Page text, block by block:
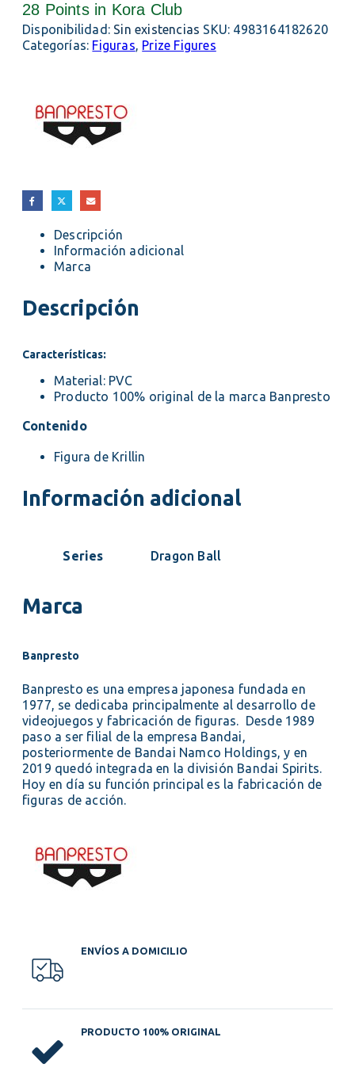
28 Pointsin Kora Club
Disponibilidad: Sin existencias SKU: 4983164182620
Categorías: Figuras, Prize Figures
Descripción
Información adicional
Marca
Descripción
Características:
Material: PVC
Producto 100% original de la marca Banpresto
Contenido
Figura de Krillin
Información adicional
Series Dragon Ball
Marca
Banpresto
Banpresto es una empresa japonesa fundada en
1977, se dedicaba principalmente al desarrollo de
videojuegos y fabricación de figuras. Desde 1989
paso a ser filial de la empresa Bandai,
posteriormente de Bandai Namco Holdings, y en
2019 quedó integrada en la división Bandai Spirits.
Hoy en día su función principal es la fabricación de
figuras de acción.
ENVÍOS A DOMICILIO
PRODUCTO 100% ORIGINAL